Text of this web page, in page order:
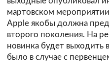
мартовском
Apple якобы должна
второго поколения. На
новинка будет выходить
было в случае с